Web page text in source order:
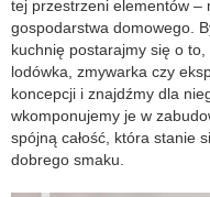
tej przestrzeni elementów –
gospodarstwa domowego.
kuchnię postarajmy się o
lodówka, zmywarka czy
koncepcji i znajdźmy dla
wkomponujemy je w
spójną całość, która stanie
dobrego smaku.